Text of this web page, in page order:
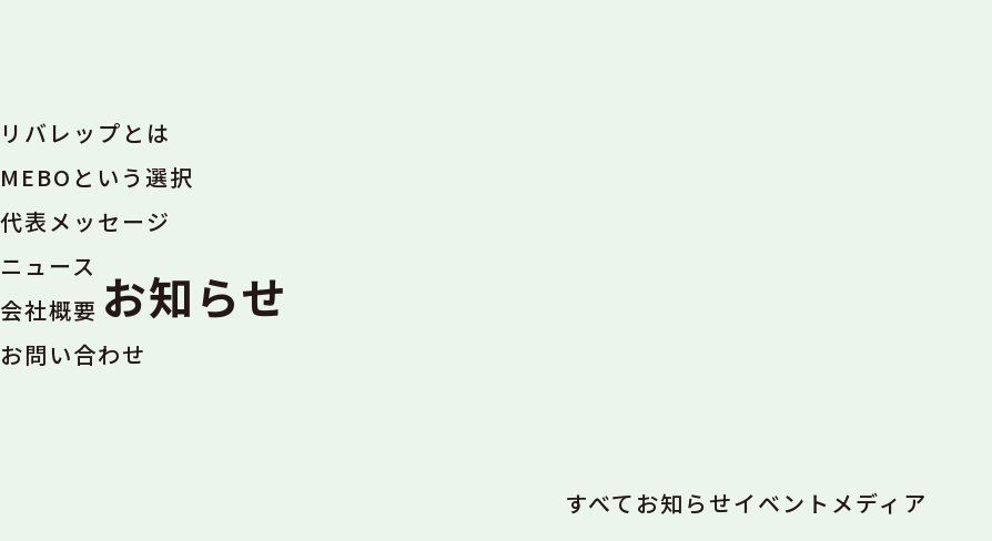
リバレップとは
MEBOという選択
代表メッセージ
ニュース
会社概要
お問い合わせ
お知らせ
すべて お知らせイベント メディア